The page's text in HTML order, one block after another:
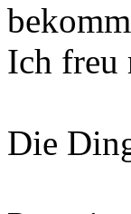
Ich freu
Die